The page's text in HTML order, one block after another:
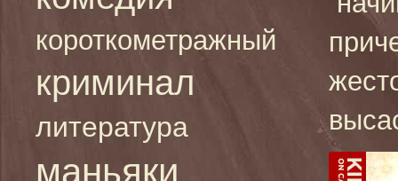
короткометражный
криминал
литература
маньяки